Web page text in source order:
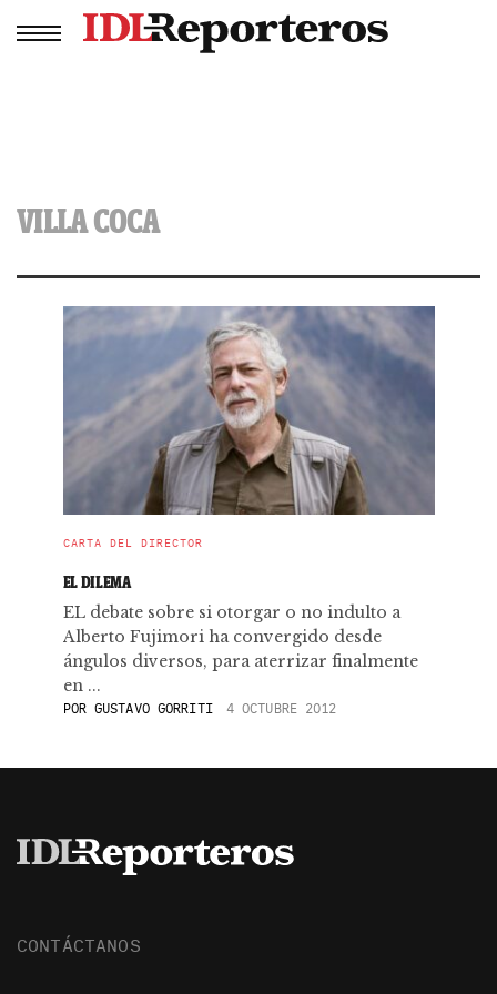
VILLA COCA
CARTA DEL DIRECTOR
EL DILEMA
EL debate sobre si otorgar o no indulto a
Alberto Fujimori ha convergido desde
ángulos diversos, para aterrizar finalmente
en ...
POR GUSTAVO GORRITI 4 OCTUBRE 2012
CONTÁCTANOS